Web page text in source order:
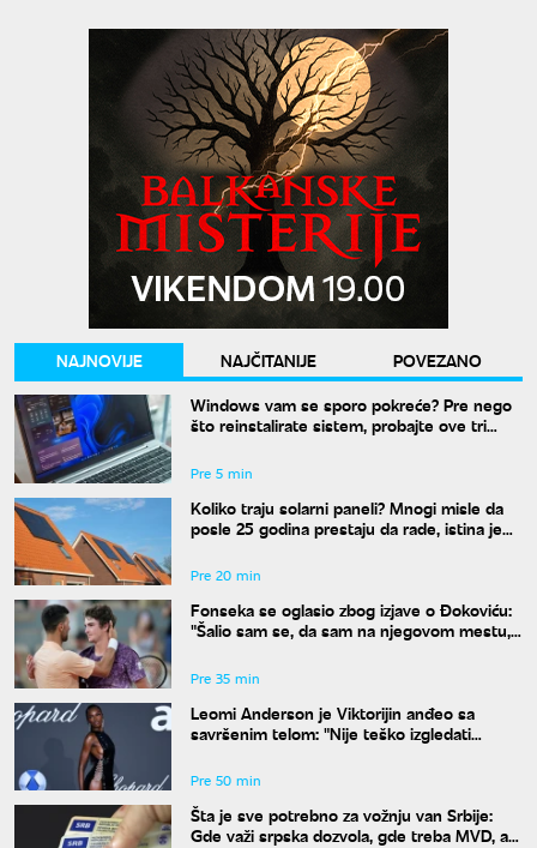
NAJNOVIJE NAJČITANIJE
POVEZANO
Windows vam se sporo pokreće? Pre nego
što reinstalirate sistem, probajte ove tri
Pre 5 min
Koliko traju solarni paneli? Mnogi misle da
posle 25 godina prestaju da rade, istina je
Pre 20 min
Fonseka se oglasio zbog izjave o Đokoviću:
"Šalio sam se, da sam na njegovom mestu,
Pre 35 min
Leomi Anderson je Viktorijin anđeo sa
savršenim telom: "Nije teško izgledati
Pre 50 min
Šta je sve potrebno za vožnju van Srbije:
Gde važi srpska dozvola, gde treba MVD, a